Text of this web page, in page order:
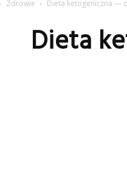
Zdrowie Dieta ketogeniczna —
Dieta